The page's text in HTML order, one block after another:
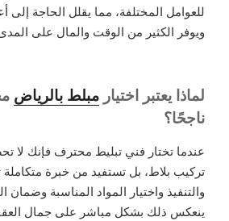
للعوامل المختلفة، مما يقلل الحاجة إلى
ويوفر الكثير من الوقت والمال على المدى
لماذا يعتبر اختيار مبلط بالرياض
ناجحًا؟
عندما تختار فني تبليط محترف فإنك
تركيب بلاط، بل تستفيد من خبرة
والتنفيذ واختيار المواد المناسبة وضمان
ينعكس ذلك بشكل مباشر على جمال